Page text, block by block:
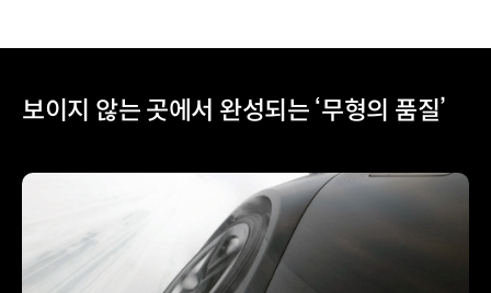
보이지 않는 곳에서 완성되는 ‘무형의 품질’